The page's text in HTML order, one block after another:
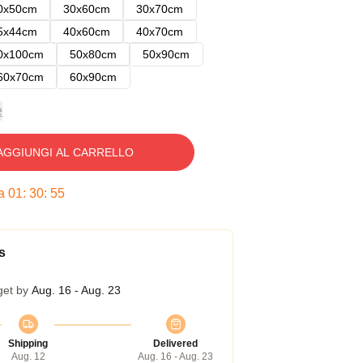
30x60cm
30x70cm
40x60cm
40x70cm
50x80cm
50x90cm
60x90cm
AL CARRELLO
01: 30: 54
by Aug. 16 - Aug. 23
Shipping
Aug. 12
Delivered
Aug. 16 - Aug. 23